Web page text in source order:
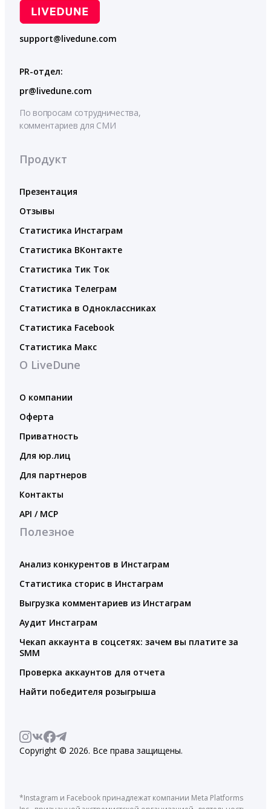
support@livedune.com
PR-отдел:
pr@livedune.com
По вопросам сотрудничества,
комментариев для СМИ
Продукт
Презентация
Отзывы
Статистика Инстаграм
Статистика ВКонтакте
Статистика Тик Ток
Статистика Телеграм
Статистика в Одноклассниках
Статистика Facebook
Статистика Макс
О LiveDune
О компании
Оферта
Приватность
Для юр.лиц
Для партнеров
Контакты
API / MCP
Полезное
Анализ конкурентов в Инстаграм
Статистика сторис в Инстаграм
Выгрузка комментариев из Инстаграм
Аудит Инстаграм
Чекап аккаунта в соцсетях: зачем вы платите за
SMM
Проверка аккаунтов для отчета
Найти победителя розыгрыша
Copyright © 2026. Все права защищены.
*Instagram и Facebook принадлежат компании Meta Platforms